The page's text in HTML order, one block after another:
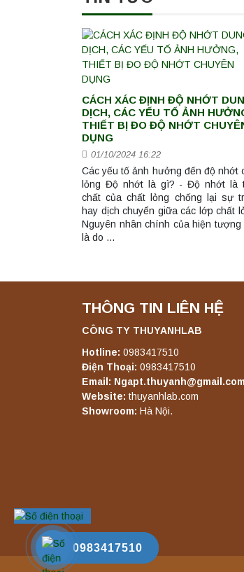
CÁCH XÁC ĐỊNH ĐỘ NHỚT
DỊCH, CÁC YẾU TỐ ẢNH
THIẾT BỊ ĐO ĐỘ NHỚT
DỤNG
01/10/2024 16:22
Các yếu tố ảnh hưởng đến độ nhớt
lỏng Độ nhớt là gì? - Độ nhớt là
chất của chất lỏng chống lại sự
hay dịch chuyển giữa các lớp chất
Nguyên nhân chính của hiện tượng
là do …
THÔNG TIN LIÊN HỆ
CÔNG TY THUYANHLAB
Hotline: 0983417510
Điện Thoại: 0983417510
Email: Ngapt.thuyanh@gmail.com
Website: thuyanhlab.com
Showroom: Hà Nội.
0339229221
0983417510